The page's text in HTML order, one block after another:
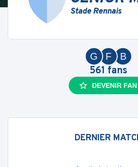
Stade Rennais
B
F
G
561 fans
DEVENIR FAN
DERNIER